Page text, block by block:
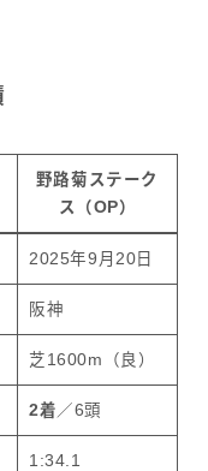
野路菊ステーク
ス（OP）
2025年9月20日
阪神
芝1600m（良）
2着 ／6頭
1:34.1